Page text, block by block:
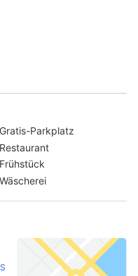
Gratis-Parkplatz
Restaurant
Frühstück
Wäscherei